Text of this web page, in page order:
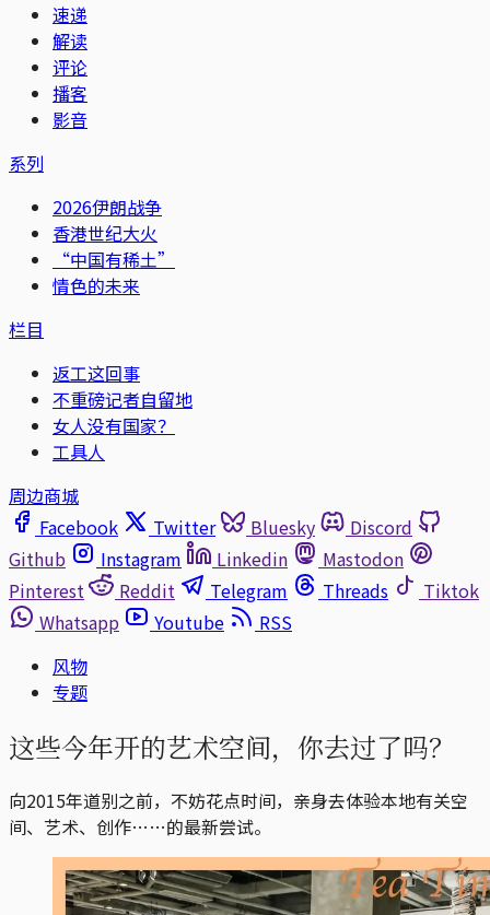
速递
解读
评论
播客
影音
系列
2026伊朗战争
香港世纪大火
“中国有稀土”
情色的未来
栏目
返工这回事
不重磅记者自留地
女人没有国家？
工具人
周边商城
Facebook
Twitter Bluesky
Discord
Github
Instagram Linkedin
Mastodon
Pinterest
Reddit Telegram Threads
Tiktok
Whatsapp
Youtube
RSS
风物
专题
这些今年开的艺术空间，你去过了吗？
向2015年道别之前，不妨花点时间，亲身去体验本地有关空
间、艺术、创作……的最新尝试。